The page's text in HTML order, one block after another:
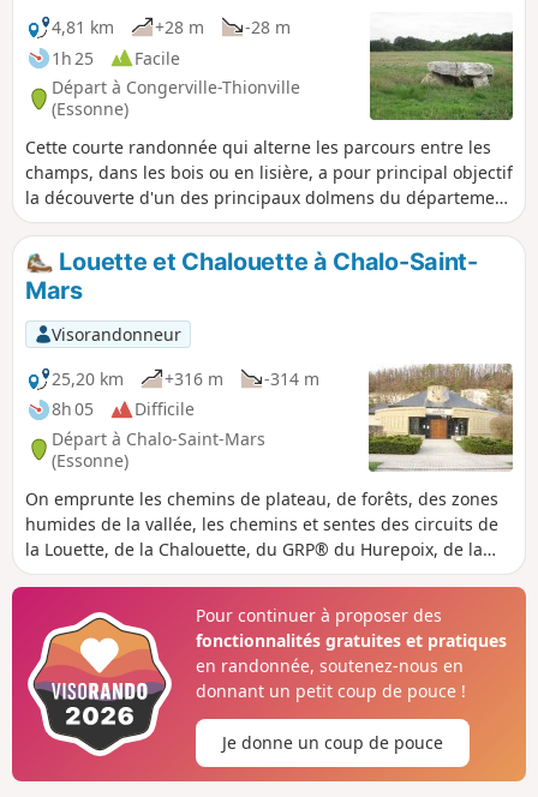
4,81 km
+28 m
-28 m
1h 25
Facile
Départ à Congerville-Thionville
(Essonne)
Cette courte randonnée qui alterne les parcours entre les
champs, dans les bois ou en lisière, a pour principal objectif
la découverte d'un des principaux dolmens du département
de l'Essonne.
Louette et Chalouette à Chalo-Saint-
Mars
Visorandonneur
25,20 km
+316 m
-314 m
8h 05
Difficile
Départ à Chalo-Saint-Mars
(Essonne)
On emprunte les chemins de plateau, de forêts, des zones
humides de la vallée, les chemins et sentes des circuits de
la Louette, de la Chalouette, du GRP® du Hurepoix, de la
plateforme de l'ancienne ligne SNCF de Saint-Hilaire et du
et les zones humides de la vallée. Contempler l'allée de
Cèdres et Séquoia de plus de 300 ans.
Pour continuer à proposer des
fonctionnalités gratuites et pratiques
en randonnée, soutenez-nous en
donnant un petit coup de pouce !
Je donne un coup de pouce